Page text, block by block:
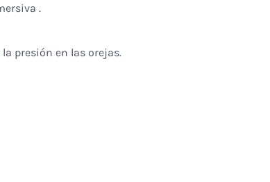
.
presión en las orejas.